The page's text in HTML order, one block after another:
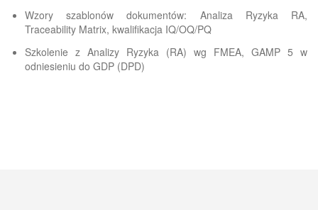
Wzory szablonów dokumentów: Analiza Ryzyka RA,
Traceability Matrix, kwalifikacja IQ/OQ/PQ
Szkolenie z Analizy Ryzyka (RA) wg FMEA, GAMP 5 w
odniesieniu do GDP (DPD)